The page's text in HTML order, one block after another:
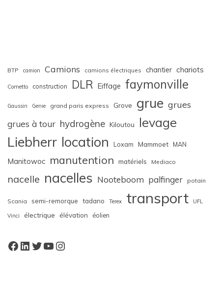
BTP camion Camions camions électriques chantier chariots
Cometto construction DLR Eiffage faymonville
Gaussin Genie grand paris express Grove grue grues
grues à tour hydrogène Kiloutou levage
Liebherr location Loxam Mammoet MAN
Manitowoc manutention matériels Mediaco
nacelle nacelles Nooteboom palfinger potain
Scania semi-remorque tadano Terex transport UFL
Vinci électrique élévation éolien
Facebook
LinkedIn
Twitter
YouTube
Instagram